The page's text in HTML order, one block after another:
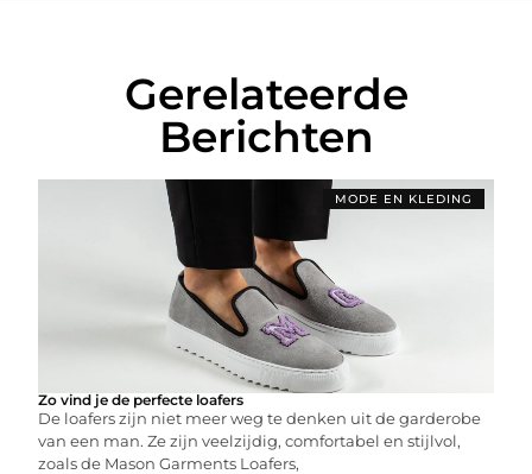
Gerelateerde
Berichten
MODE EN KLEDING
Zo vind je de perfecte loafers
De loafers zijn niet meer weg te denken uit de garderobe
van een man. Ze zijn veelzijdig, comfortabel en stijlvol,
zoals de Mason Garments Loafers,